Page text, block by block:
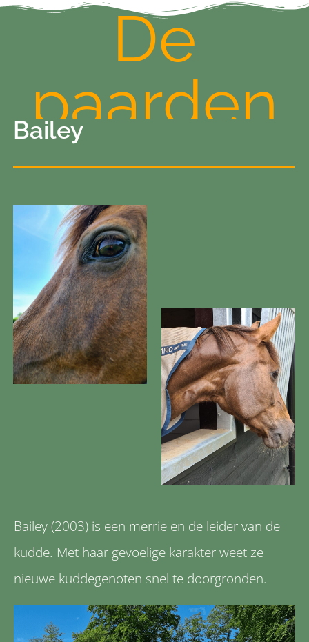
De
paarden
Bailey
Bailey (2003) is een merrie en de leider van de
kudde. Met haar gevoelige karakter weet ze
nieuwe kuddegenoten snel te doorgronden.